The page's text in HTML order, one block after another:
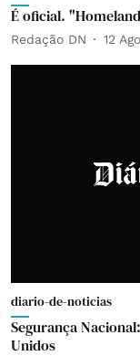
É oficial.
Redação DN 12
diario-de-noticias
Segurança
Unidos